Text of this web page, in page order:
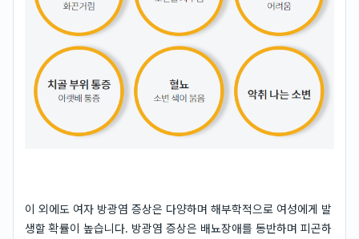
이 외에도 여자 방광염 증상은 다양하며 해부학적으로 여성에게 발
생할 확률이 높습니다. 방광염 증상은 배뇨장애를 동반하며 피곤하